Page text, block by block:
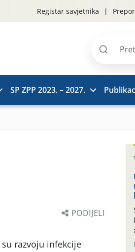
Registar savjetnika
Pretraži
SP ZPP 2023. – 2027.
PODIJELI
razvoju infekcije